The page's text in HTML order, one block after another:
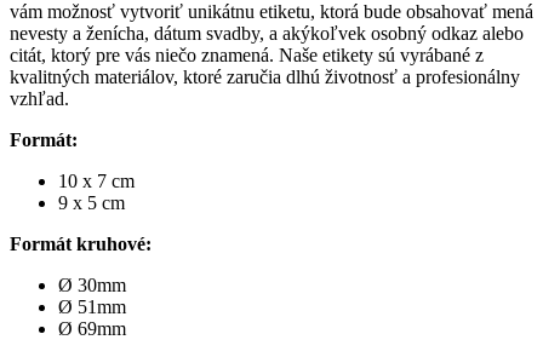
vám možnosť vytvoriť unikátnu etiketu, ktorá bude obsahovať mená
nevesty a ženícha, dátum svadby, a akýkoľvek osobný odkaz alebo
citát, ktorý pre vás niečo znamená. Naše etikety sú vyrábané z
kvalitných materiálov, ktoré zaručia dlhú životnosť a profesionálny
vzhľad.
Formát:
10 x 7 cm
9 x 5 cm
Formát kruhové:
Ø 30mm
Ø 51mm
Ø 69mm